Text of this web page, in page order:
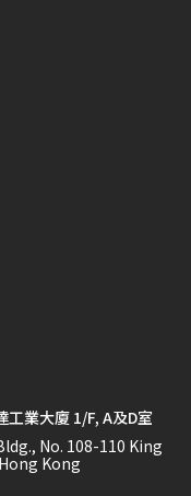
業大廈 1/F, A及D室
No. 108-110 King
Kong